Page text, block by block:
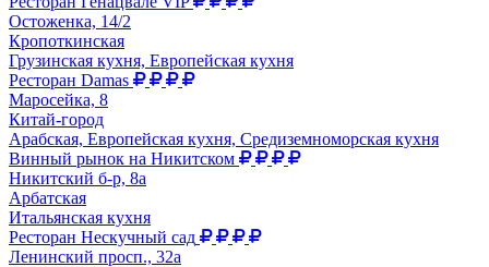
Остоженка, 14/2
Кропоткинская
Грузинская кухня, Европейская кухня
Ресторан Damas
Маросейка, 8
Китай-город
Арабская, Европейская кухня, Средиземноморская кухня
Винный рынок на Никитском
Никитский б-р, 8а
Арбатская
Итальянская кухня
Ресторан Нескучный сад
Ленинский просп., 32а